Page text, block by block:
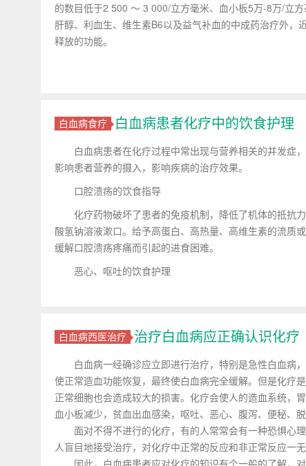
的数目低于2 500 ～ 3 000/立方毫米、血小板5万-8万/立
肝醇、利血生、维生素B6以及益气补血的中成药治疗外
释放的功能。
白血病食疗 白血病患者化疗中的饮食护理
白血病患者在化疗过程中常出现与营养相关的并发症
影响患者营养的摄入，影响疾病的治疗效果。
口腔溃疡的饮食指导
化疗药物破坏了患者的免疫机制，降低了机体的抵抗
酸氢钠溶液漱口。给予高蛋白、高热量、高维生素的流质
缓解口腔溃疡疼痛而引起的进食困难。
恶心、呕吐的饮食护理
白血病西医治疗 治疗白血病应正确认识化疗
白血病一经确诊应立即进行治疗，特别是急性白血病，
使正常造血功能恢复，最终使白血病完全缓解。但是化疗
正常细胞也会造成较大的损害。化疗会使人的造血系统，
血小板减少，贫血出血感染，呕吐、恶心、腹泻、便秘、脱
面对不得不进行的化疗，有的人常常会有一种恐惧心
人盲目地接受治疗，对化疗中正常的反应和非正常反应一
因此，白血病患者应对化疗的知识有个一般的了解，